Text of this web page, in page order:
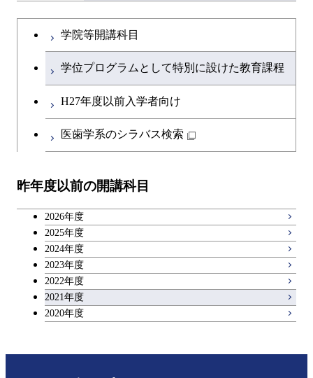
学院等開講科目
学位プログラムとして特別に設けた教育課程
H27年度以前入学者向け
医歯学系のシラバス検索
昨年度以前の開講科目
2026年度
2025年度
2024年度
2023年度
2022年度
2021年度
2020年度